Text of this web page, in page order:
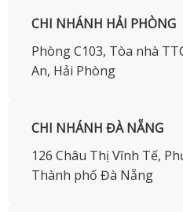
CHI NHÁNH HẢI PHÒNG
Phòng C103, Tòa nhà
An, Hải Phòng
CHI NHÁNH ĐÀ NẴNG
126 Châu Thị Vĩnh Tế,
Thành phố Đà Nẵng